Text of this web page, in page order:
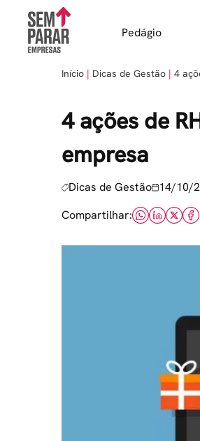
content
Pedágio
Início Dicas de Gestão 4
4 ações de
empresa
Dicas de Gestão 14/10/
Compartilhar: